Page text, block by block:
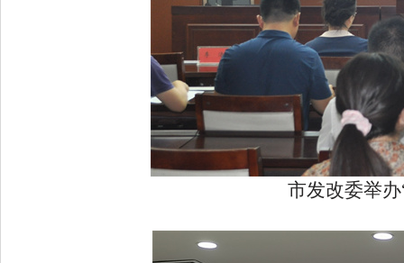
市发改委举办